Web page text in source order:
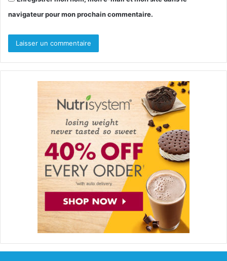
navigateur pour mon prochain commentaire.